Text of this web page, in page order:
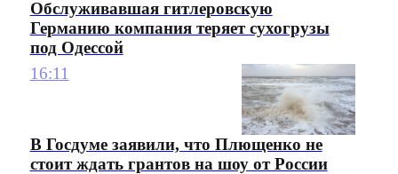
Обслуживавшая гитлеровскую
Германию компания теряет сухогрузы
под Одессой
16:11
В Госдуме заявили, что Плющенко не
стоит ждать грантов на шоу от России